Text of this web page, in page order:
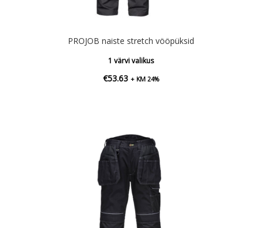
PROJOB naiste stretch vööpüksid
1 värvi valikus
€53.63 + KM 24%